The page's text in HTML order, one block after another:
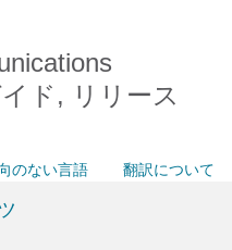
ド, リリース
のない言語 翻訳について